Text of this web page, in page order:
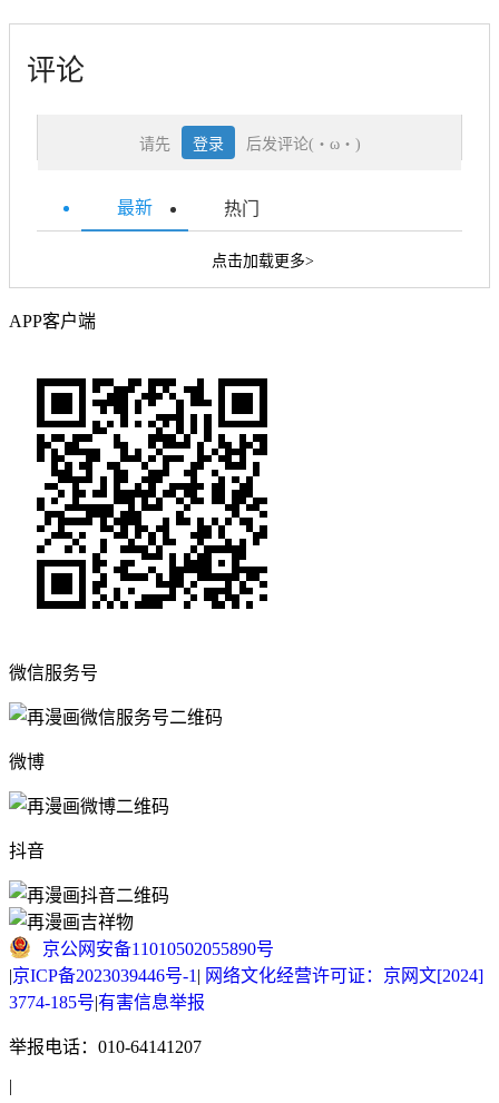
评论
请先 登录 后发评论(・ω・)
最新 热门
点击加载更多>
APP客户端
微信服务号
微博
抖音
京公网安备11010502055890号
|京ICP备2023039446号-1 | 网络文化经营许可证：京网文[2024]
3774-185号|有害信息举报
举报电话：010-64141207
|